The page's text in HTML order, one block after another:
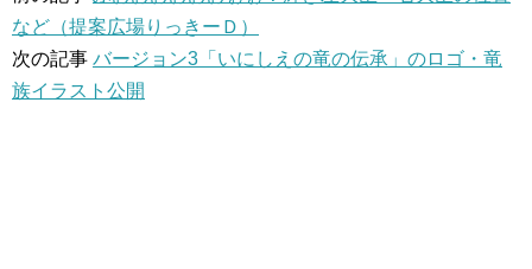
など（提案広場りっきーＤ）
次の記事 バージョン3「いにしえの竜の伝承」のロゴ・竜
族イラスト公開